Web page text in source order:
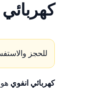
للحجز
كهربائي انفوي